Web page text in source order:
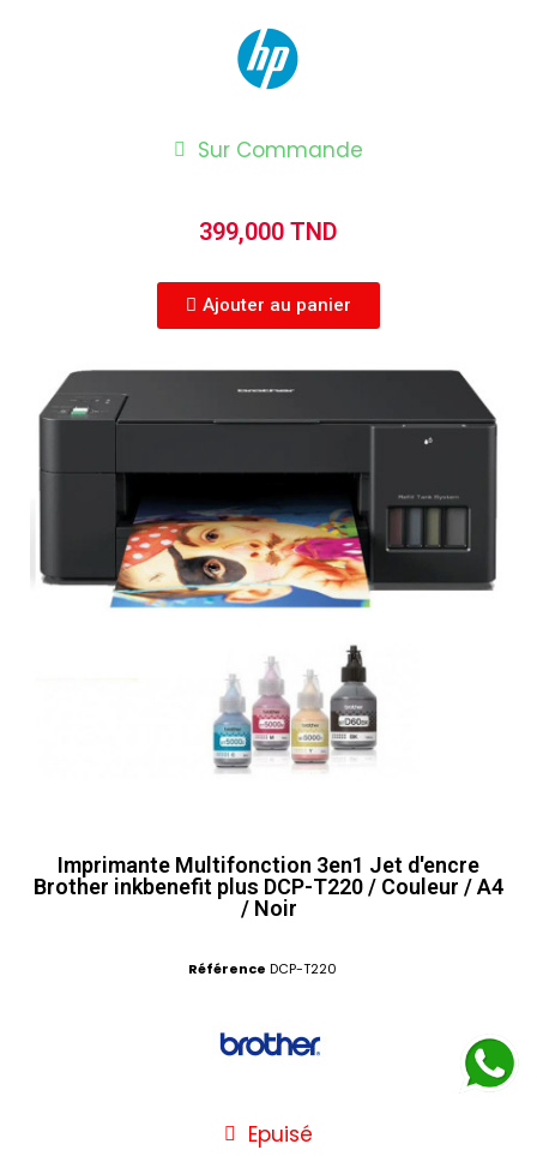
Sur Commande
399,000 TND
Ajouter au panier
Imprimante Multifonction 3en1 Jet d'encre
Brother inkbenefit plus DCP-T220 / Couleur / A4
/ Noir
Référence DCP-T220
Epuisé